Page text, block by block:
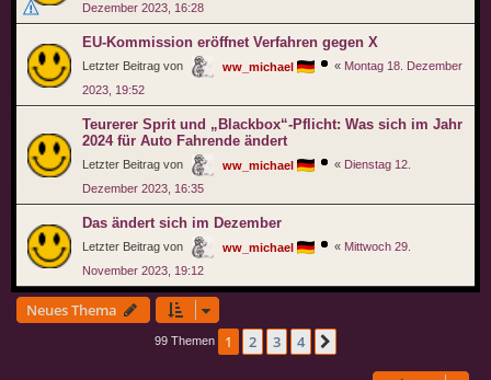
Dezember 2023, 16:28
EU-Kommission eröffnet Verfahren gegen X
Letzter Beitrag von ww_michael « Montag 18. Dezember
2023, 19:52
Teurerer Sprit und „Blackbox“-Pflicht: Was sich im Jahr
2024 für Auto Fahrende ändert
Letzter Beitrag von ww_michael « Dienstag 12.
Dezember 2023, 16:35
Das ändert sich im Dezember
Letzter Beitrag von ww_michael « Mittwoch 29.
November 2023, 19:12
Neues Thema
99 Themen 1 2 3 4